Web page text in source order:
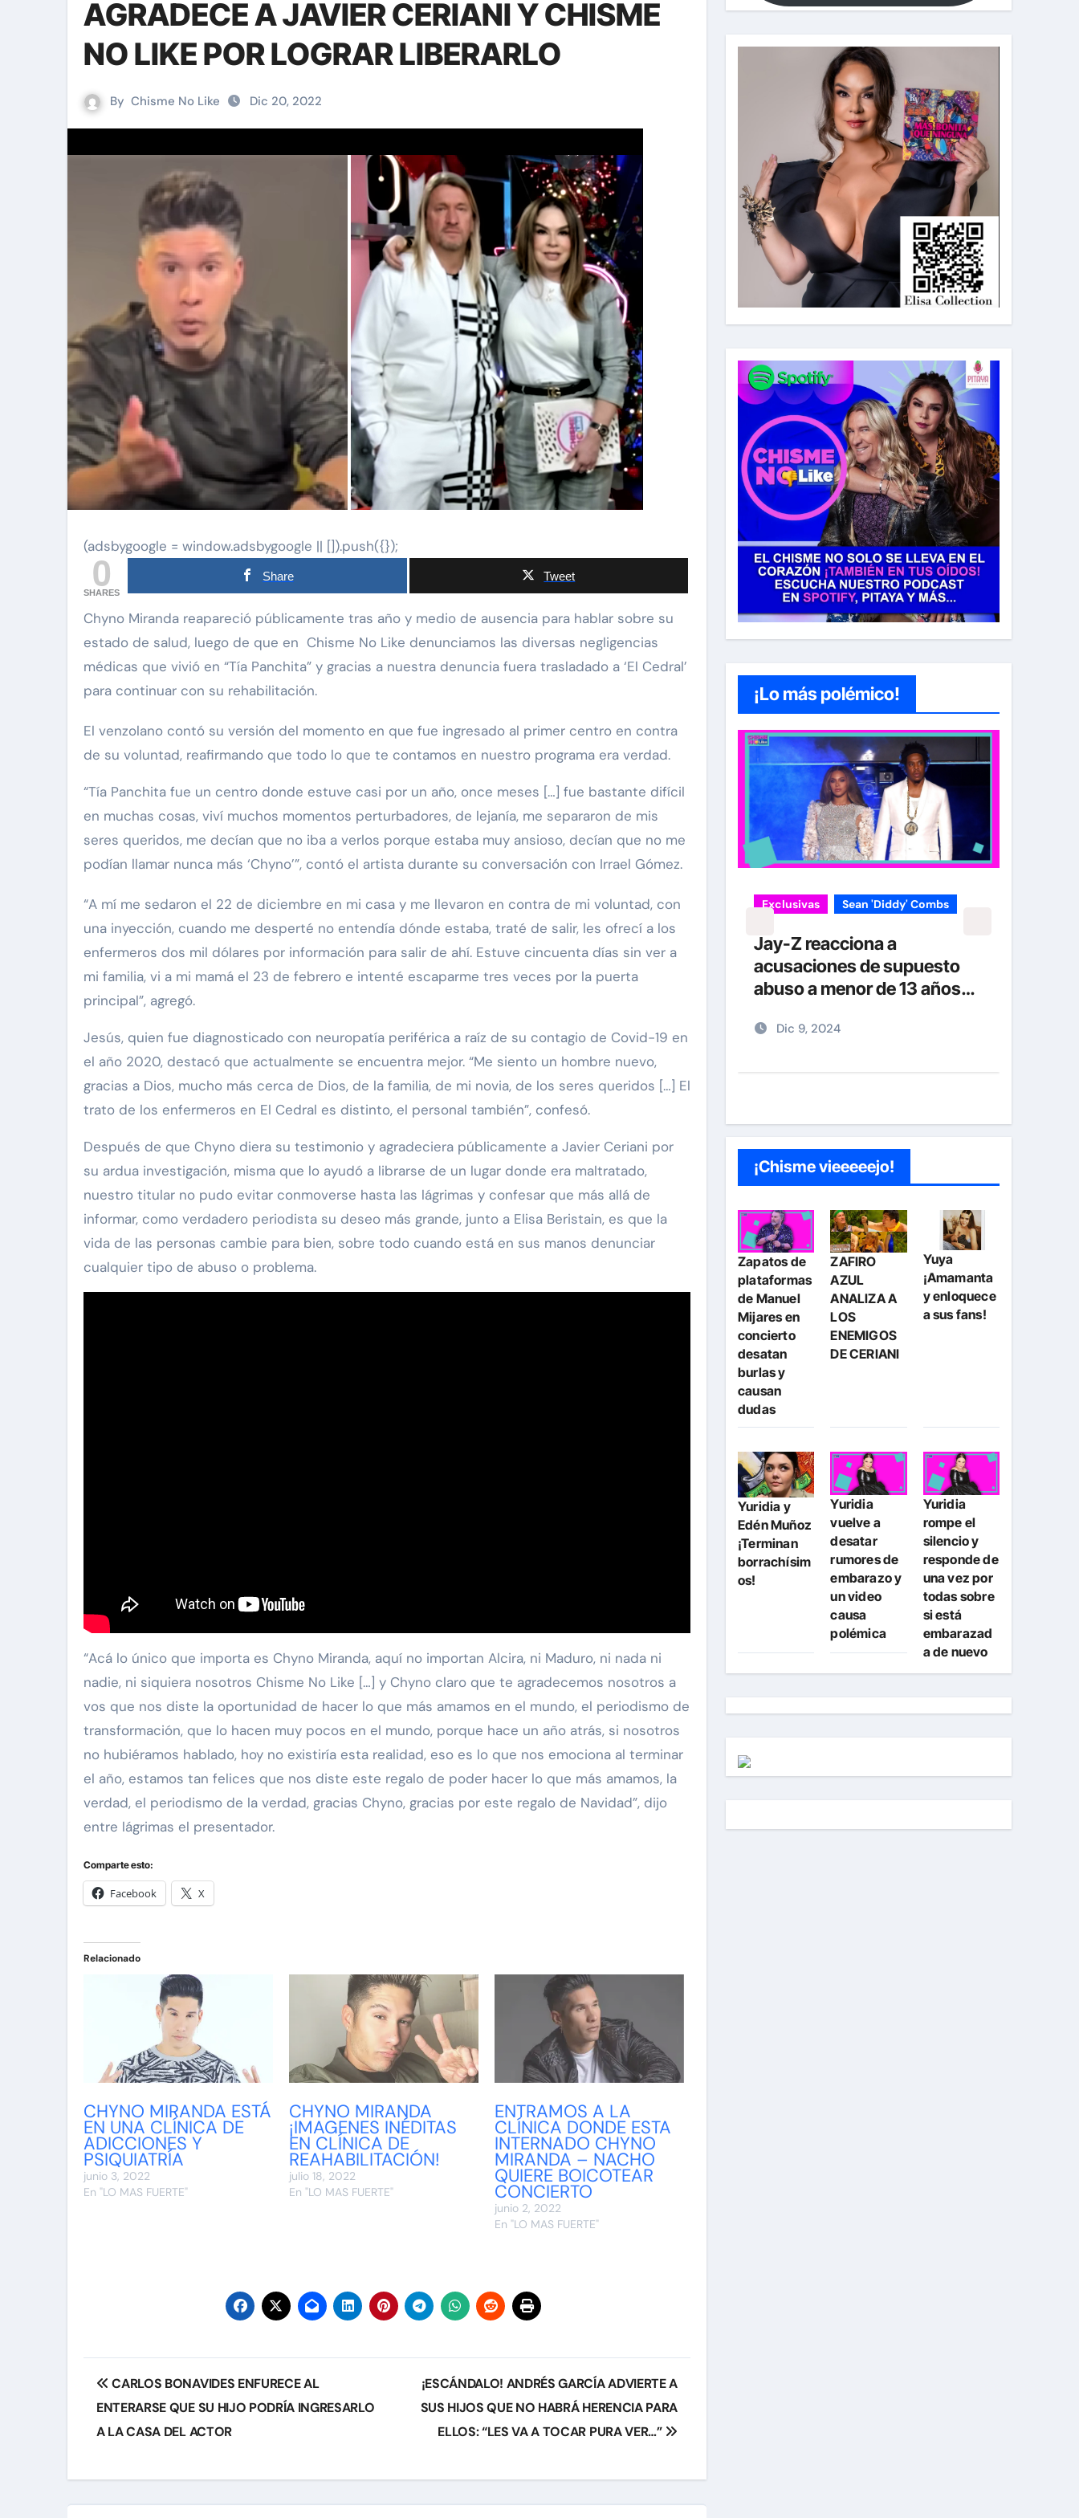
AGRADECE A JAVIER CERIANI Y CHISME
NO LIKE POR LOGRAR LIBERARLO
By Chisme No Like Dic 20, 2022
(adsbygoogle = window.adsbygoogle || []).push({});
0
SHARES
Share Tweet
Chyno Miranda reapareció públicamente tras año y medio de ausencia para hablar sobre su
estado de salud, luego de que en Chisme No Like denunciamos las diversas negligencias
médicas que vivió en “Tía Panchita” y gracias a nuestra denuncia fuera trasladado a ‘El Cedral’
para continuar con su rehabilitación.
El venzolano contó su versión del momento en que fue ingresado al primer centro en contra
de su voluntad, reafirmando que todo lo que te contamos en nuestro programa era verdad.
“Tía Panchita fue un centro donde estuve casi por un año, once meses […] fue bastante difícil
en muchas cosas, viví muchos momentos perturbadores, de lejanía, me separaron de mis
seres queridos, me decían que no iba a verlos porque estaba muy ansioso, decían que no me
podían llamar nunca más ‘Chyno’”, contó el artista durante su conversación con Irrael Gómez.
“A mí me sedaron el 22 de diciembre en mi casa y me llevaron en contra de mi voluntad, con
una inyección, cuando me desperté no entendía dónde estaba, traté de salir, les ofrecí a los
enfermeros dos mil dólares por información para salir de ahí. Estuve cincuenta días sin ver a
mi familia, vi a mi mamá el 23 de febrero e intenté escaparme tres veces por la puerta
principal”, agregó.
Jesús, quien fue diagnosticado con neuropatía periférica a raíz de su contagio de Covid-19 en
el año 2020, destacó que actualmente se encuentra mejor. “Me siento un hombre nuevo,
gracias a Dios, mucho más cerca de Dios, de la familia, de mi novia, de los seres queridos […] El
trato de los enfermeros en El Cedral es distinto, el personal también”, confesó.
Después de que Chyno diera su testimonio y agradeciera públicamente a Javier Ceriani por
su ardua investigación, misma que lo ayudó a librarse de un lugar donde era maltratado,
nuestro titular no pudo evitar conmoverse hasta las lágrimas y confesar que más allá de
informar, como verdadero periodista su deseo más grande, junto a Elisa Beristain, es que la
vida de las personas cambie para bien, sobre todo cuando está en sus manos denunciar
cualquier tipo de abuso o problema.
“Acá lo único que importa es Chyno Miranda, aquí no importan Alcira, ni Maduro, ni nada ni
nadie, ni siquiera nosotros Chisme No Like […] y Chyno claro que te agradecemos nosotros a
vos que nos diste la oportunidad de hacer lo que más amamos en el mundo, el periodismo de
transformación, que lo hacen muy pocos en el mundo, porque hace un año atrás, si nosotros
no hubiéramos hablado, hoy no existiría esta realidad, eso es lo que nos emociona al terminar
el año, estamos tan felices que nos diste este regalo de poder hacer lo que más amamos, la
verdad, el periodismo de la verdad, gracias Chyno, gracias por este regalo de Navidad”, dijo
entre lágrimas el presentador.
Comparte esto:
Facebook X
Relacionado
CHYNO MIRANDA ESTÁ
EN UNA CLÍNICA DE
ADICCIONES Y
PSIQUIATRÍA
junio 3, 2022
En "LO MAS FUERTE"
CHYNO MIRANDA
¡IMAGENES INÉDITAS
EN CLÍNICA DE
REAHABILITACIÓN!
julio 18, 2022
En "LO MAS FUERTE"
ENTRAMOS A LA
CLÍNICA DONDE ESTA
INTERNADO CHYNO
MIRANDA – NACHO
QUIERE BOICOTEAR
CONCIERTO
junio 2, 2022
En "LO MAS FUERTE"
Navegación
de
entradas
CARLOS BONAVIDES ENFURECE AL
ENTERARSE QUE SU HIJO PODRÍA INGRESARLO
A LA CASA DEL ACTOR
¡ESCÁNDALO! ANDRÉS GARCÍA ADVIERTE A
SUS HIJOS QUE NO HABRÁ HERENCIA PARA
ELLOS: “LES VA A TOCAR PURA VER…”
¡Lo más polémico!
de
“Está
Exclusivas
Silvia Pinal
Uncategorized
Entre lágrimas, asistente de
Silvia Pinal revela nuevos
detalles sobre su salud
Nov 27, 2024
carolina Sandoval Exclusivas
¡EXCLUSIVA! Revelamos la
verdad detrás del divorcio de
Carolina Sandoval y Nick
Nov 26, 2024
Exclusivas Sean 'Diddy' Combs
Jay-Z reacciona a
acusaciones de supuesto
abuso a menor de 13 años
plena fiesta
Dic 9, 2024
¡Chisme vieeeeejo!
Zapatos de
plataformas
de Manuel
Mijares en
concierto
desatan
burlas y
causan
dudas
ZAFIRO
AZUL
ANALIZA A
LOS
ENEMIGOS
DE CERIANI
Yuya
¡Amamanta
y enloquece
a sus fans!
Yuridia y
Edén Muñoz
¡Terminan
borrachísim
os!
Yuridia
vuelve a
desatar
rumores de
embarazo y
un video
causa
polémica
Yuridia
rompe el
silencio y
responde de
una vez por
todas sobre
si está
embarazad
a de nuevo